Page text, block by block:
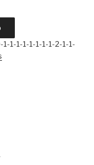
1-1-1-1-1-1-1-1-2-1-1-